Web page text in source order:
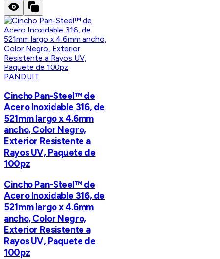
PANDUIT
Cincho Pan-Steel™ de
Acero Inoxidable 316, de
521mm largo x 4.6mm
ancho, Color Negro,
Exterior Resistente a
Rayos UV, Paquete de
100pz
Cincho Pan-Steel™ de
Acero Inoxidable 316, de
521mm largo x 4.6mm
ancho, Color Negro,
Exterior Resistente a
Rayos UV, Paquete de
100pz